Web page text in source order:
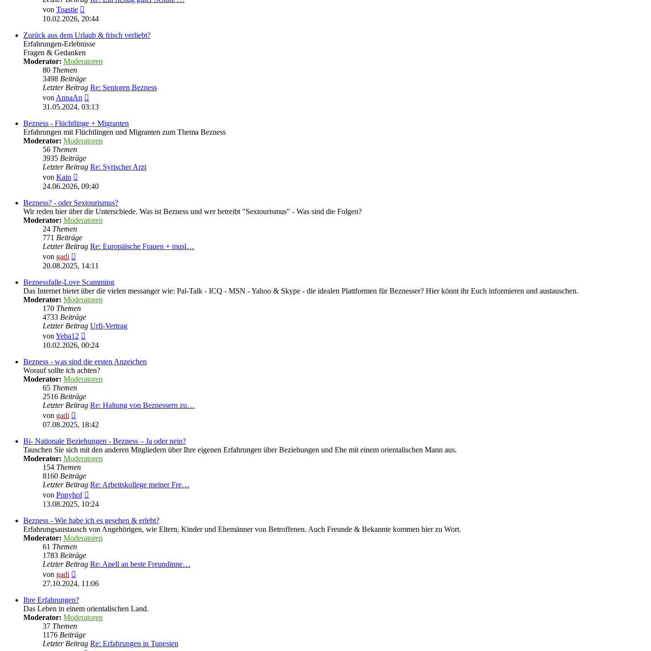
von Toastie
Beitrag
10.02.2026, 20:44
Zurück aus dem Urlaub & frisch verliebt?
Erfahrungen-Erlebnisse
Fragen & Gedanken
Moderator: Moderatoren
80 Themen
3498 Beiträge
Letzter Beitrag Re: Senioren Bezness
von AnnaAn
Beitrag
31.05.2024, 03:13
Bezness - Flüchtlinge + Migranten
Erfahrungen mit Flüchtlingen und Migranten zum Thema Bezness
Moderator: Moderatoren
56 Themen
3935 Beiträge
Letzter Beitrag Re: Syrischer Arzt
von Kain
Beitrag
24.06.2026, 09:40
Bezness? - oder Sextourismus?
Wir reden hier über die Unterschiede. Was ist Bezness und wer betreibt "Sextourismus" - Was sind die Folgen?
Moderator: Moderatoren
24 Themen
771 Beiträge
Letzter Beitrag Re: Europäische Frauen + musl…
von gadi
Beitrag
20.08.2025, 14:11
Beznessfalle-Love Scamming
Das Internet bietet über die vielen messanger wie: Pal-Talk - ICQ - MSN - Yahoo & Skype - die idealen Plattformen für Beznesser? Hier könnt ihr Euch informieren und austauschen.
Moderator: Moderatoren
170 Themen
4733 Beiträge
Letzter Beitrag Urfi-Vertrag
von Yeba12
Beitrag
10.02.2026, 00:24
Bezness - was sind die ersten Anzeichen
Worauf sollte ich achten?
Moderator: Moderatoren
65 Themen
2516 Beiträge
Letzter Beitrag Re: Haltung von Beznessern zu…
von gadi
Beitrag
07.08.2025, 18:42
Bi- Nationale Beziehungen - Bezness – Ja oder nein?
Tauschen Sie sich mit den anderen Mitgliedern über Ihre eigenen Erfahrungen über Beziehungen und Ehe mit einem orientalischen Mann aus.
Moderator: Moderatoren
154 Themen
8160 Beiträge
Letzter Beitrag Re: Arbeitskollege meiner Fre…
von Ponyhof
Beitrag
13.08.2025, 10:24
Bezness - Wie habe ich es gesehen & erlebt?
Erfahrungsaustausch von Angehörigen, wie Eltern, Kinder und Ehemänner von Betroffenen. Auch Freunde & Bekannte kommen hier zu Wort.
Moderator: Moderatoren
61 Themen
1783 Beiträge
Letzter Beitrag Re: Apell an beste Freundinne…
von gadi
Beitrag
27.10.2024, 11:06
Ihre Erfahrungen?
Das Leben in einem orientalischen Land.
Moderator: Moderatoren
37 Themen
1176 Beiträge
Letzter Beitrag Re: Erfahrungen in Tunesien